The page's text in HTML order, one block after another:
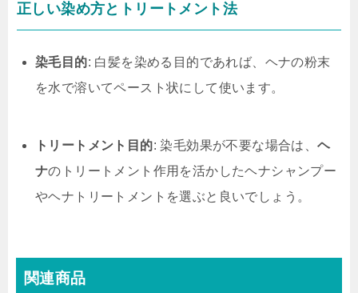
正しい染め方とトリートメント法
染毛目的: 白髪を染める目的であれば、ヘナの粉末
を水で溶いてペースト状にして使います。
トリートメント目的: 染毛効果が不要な場合は、ヘ
ナのトリートメント作用を活かしたヘナシャンプー
やヘナトリートメントを選ぶと良いでしょう。
関連商品